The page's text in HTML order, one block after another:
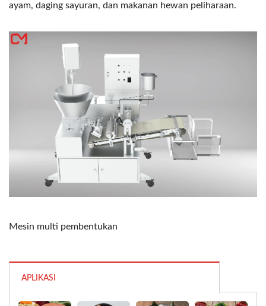
ayam, daging sayuran, dan makanan hewan peliharaan.
Mesin multi pembentukan
APLIKASI